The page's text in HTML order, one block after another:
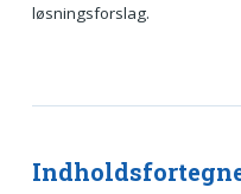
løsningsforslag.